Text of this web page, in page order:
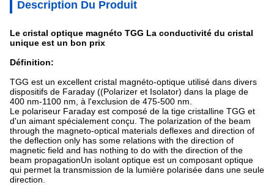
Description Du Produit
Le cristal optique magnéto TGG La conductivité du cristal
unique est un bon prix
Définition:
TGG est un excellent cristal magnéto-optique utilisé dans divers
dispositifs de Faraday ((Polarizer et Isolator) dans la plage de
400 nm-1100 nm, à l'exclusion de 475-500 nm.
Le polariseur Faraday est composé de la tige cristalline TGG et
d'un aimant spécialement conçu. The polarization of the beam
through the magneto-optical materials deflexes and direction of
the deflection only has some relations with the direction of
magnetic field and has nothing to do with the direction of the
beam propagationUn isolant optique est un composant optique
qui permet la transmission de la lumière polarisée dans une seule
direction.